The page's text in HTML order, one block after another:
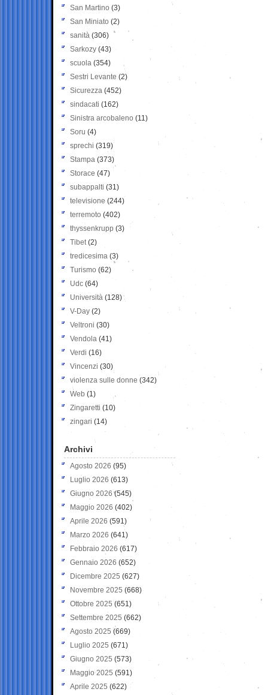
San Martino (3)
San Miniato (2)
sanità (306)
Sarkozy (43)
scuola (354)
Sestri Levante (2)
Sicurezza (452)
sindacati (162)
Sinistra arcobaleno (11)
Soru (4)
sprechi (319)
Stampa (373)
Storace (47)
subappalti (31)
televisione(244)
terremoto (402)
thyssenkrupp (3)
Tibet(2)
tredicesima (3)
Turismo (62)
Udc (64)
Università (128)
V-Day (2)
Veltroni (30)
Vendola (41)
Verdi (16)
Vincenzi (30)
violenza sulle donne (342)
Web (1)
Zingaretti (10)
zingari (14)
Archivi
Agosto 2026 (95)
Luglio 2026 (613)
Giugno 2026 (545)
Maggio 2026 (402)
Aprile 2026 (591)
Marzo 2026 (641)
Febbraio 2026 (617)
Gennaio 2026 (652)
Dicembre 2025 (627)
Novembre 2025 (668)
Ottobre 2025 (651)
Settembre 2025 (662)
Agosto 2025 (669)
Luglio 2025 (671)
Giugno 2025 (573)
Maggio 2025 (591)
Aprile 2025 (622)